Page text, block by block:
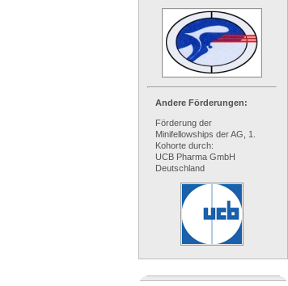
Andere Förderungen:
Förderung der
Minifellowships der AG, 1.
Kohorte durch:
UCB Pharma GmbH
Deutschland